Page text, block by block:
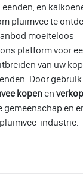
en
pluimvee te
moeiteloos
platform voor
van uw
Door
kopen en
gemeenschap en
industrie.